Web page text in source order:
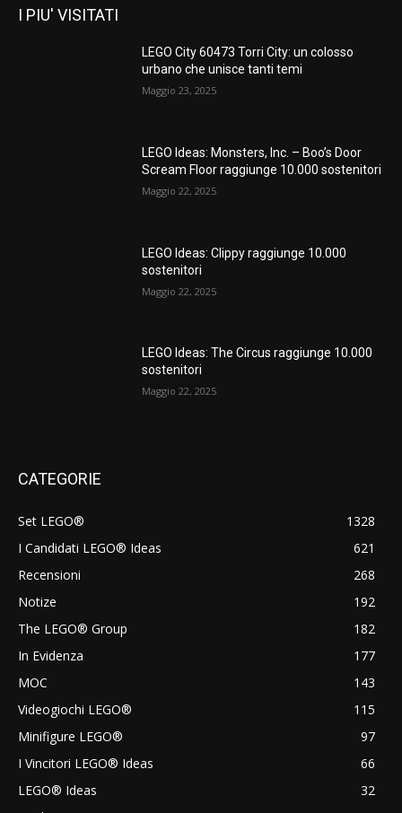
I PIU' VISITATI
LEGO City 60473 Torri City: un colosso
urbano che unisce tanti temi
Maggio 23, 2025
LEGO Ideas: Monsters, Inc. – Boo’s Door
Scream Floor raggiunge 10.000 sostenitori
Maggio 22, 2025
LEGO Ideas: Clippy raggiunge 10.000
sostenitori
Maggio 22, 2025
LEGO Ideas: The Circus raggiunge 10.000
sostenitori
Maggio 22, 2025
CATEGORIE
Set LEGO®
1328
I Candidati LEGO® Ideas
621
Recensioni
268
Notize
192
The LEGO® Group
182
In Evidenza
177
MOC
143
Videogiochi LEGO®
115
Minifigure LEGO®
97
I Vincitori LEGO® Ideas
66
LEGO® Ideas
32